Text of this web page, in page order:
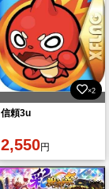
×2
信頼3u
2,550円